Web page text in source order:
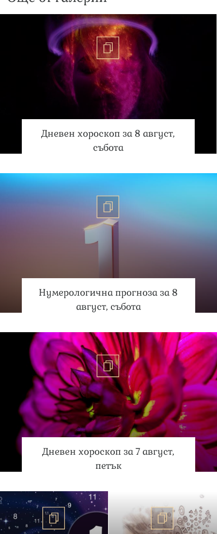
Дневен хороскоп за 8 август,
събота
Нумерологична прогноза за 8
август, събота
Дневен хороскоп за 7 август,
петък